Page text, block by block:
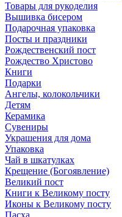
Товары для рукоделия
Вышивка бисером
Подарочная упаковка
Посты и праздники
Рождественский пост
Рождество Христово
Книги
Подарки
Ангелы, колокольчики
Детям
Керамика
Сувениры
Украшения для дома
Упаковка
Чай в шкатулках
Крещение (Богоявление)
Великий пост
Книги к Великому посту
Иконы к Великому посту
Пасха